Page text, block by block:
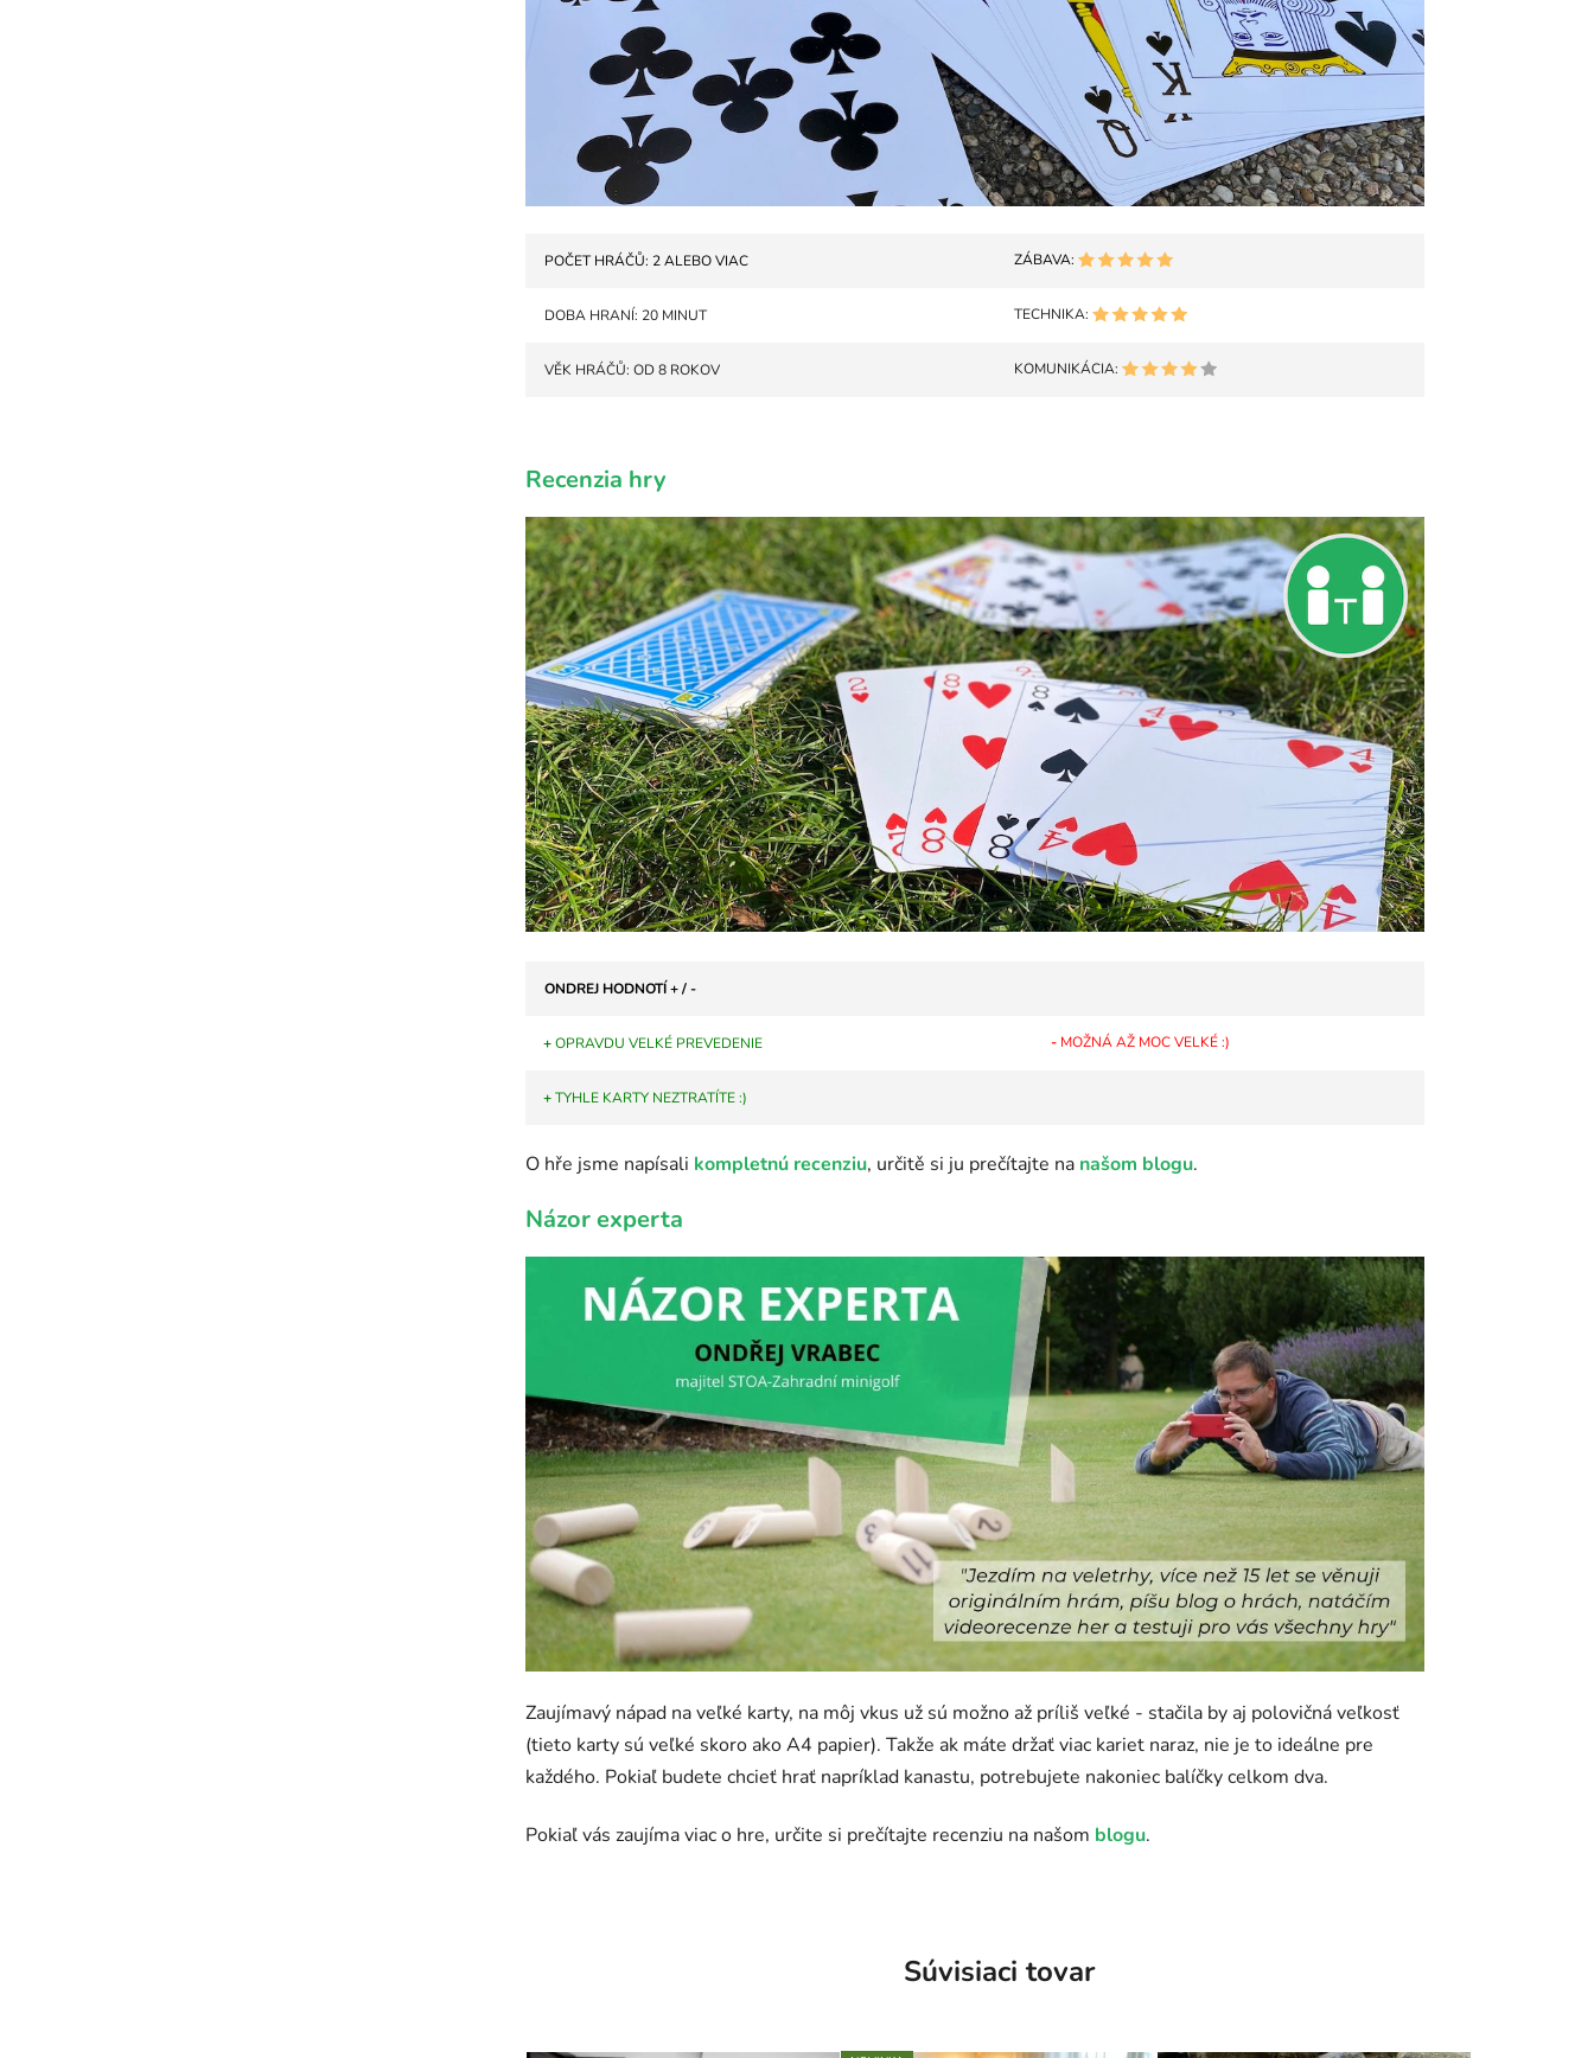
POČET HRÁČŮ: 2 ALEBO VIAC ZÁBAVA:
DOBA HRANÍ: 20 MINUT TECHNIKA:
VĚK HRÁČŮ: OD 8 ROKOV KOMUNIKÁCIA:
Recenzia hry
ONDREJ HODNOTÍ + / -
+OPRAVDU VELKÉ PREVEDENIE - MOŽNÁ AŽ MOC VELKÉ :)
+TYHLE KARTY NEZTRATÍTE :)
O hře jsme napísali kompletnú recenziu, určitě si ju prečítajte na našom blogu.
Názor experta
Zaujímavý nápad na veľké karty, na môj vkus už sú možno až príliš veľké - stačila by aj polovičná veľkosť
(tieto karty sú veľké skoro ako A4 papier). Takže ak máte držať viac kariet naraz, nie je to ideálne pre
každého. Pokiaľ budete chcieť hrať napríklad kanastu, potrebujete nakoniec balíčky celkom dva.
Pokiaľ vás zaujíma viac o hre, určite si prečítajte recenziu na našom blogu.
Súvisiaci tovar